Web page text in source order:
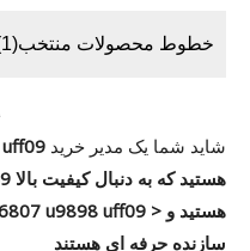
خطوط محصولات منتخب(1)：
شاید شما یک مدیر خرید
هستید که به دنبال کیفیت بالا
هستید و < strong> uff08 u7f51 u7ad9 u6807 u9898 uff09
سازنده حرفه ای هستند